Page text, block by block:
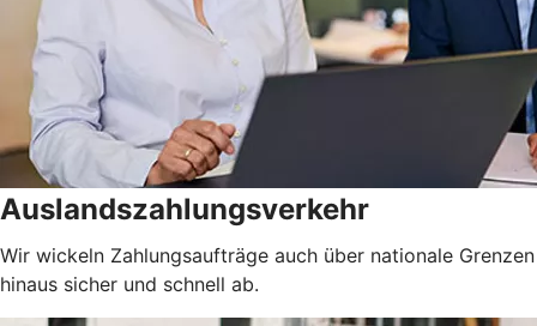
Auslandszahlungsverkehr
Wir wickeln Zahlungsaufträge auch über nationale Grenzen
hinaus sicher und schnell ab.